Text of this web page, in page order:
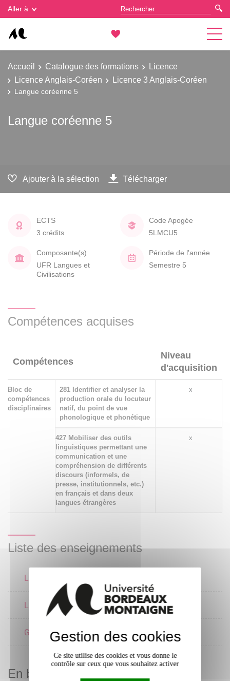
Aller à
Accueil Catalogue des formations
Licence
Licence Anglais-Coréen
Licence 3 Anglais-Coréen
Langue coréenne 5
Langue coréenne 5
Ajouter à la sélection Télécharger
ECTS
3 crédits
Code Apogée
5LMCU5
Composante(s)
UFR Langues et
Civilisations
Période de l'année
Semestre 5
Compétences acquises
Compétences
Niveau
d'acquisition
Bloc de
compétences
disciplinaires
281 Identifier et analyser la
production orale du locuteur
natif, du point de vue
phonologique et phonétique
x
427 Mobiliser des outils
linguistiques permettant une
communication et une
compréhension de différents
discours (informels, de
presse, institutionnels, etc.)
en français et dans deux
langues étrangères
x
Liste des enseignements
Langue écrite 5
Langue orale 5 1 crédits
Grammaire 5 1 crédits
En bref
Gestion des cookies
Gestion des cookies
Ce site utilise des cookies et vous donne le
contrôle sur ceux que vous souhaitez activer